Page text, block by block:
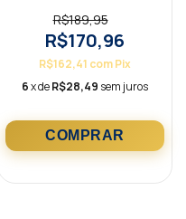
R$189,95
R$170,96
R$162,41 comPix
6x deR$28,49 sem juros